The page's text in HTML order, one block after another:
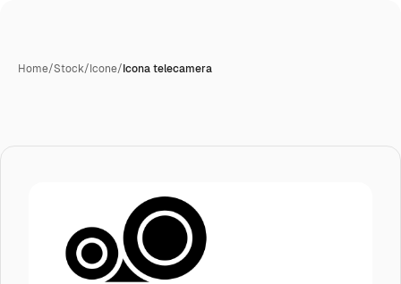
Home/Stock/Icone/Icona telecamera